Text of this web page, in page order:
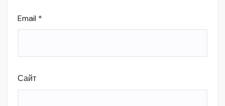
Email *
Сайт